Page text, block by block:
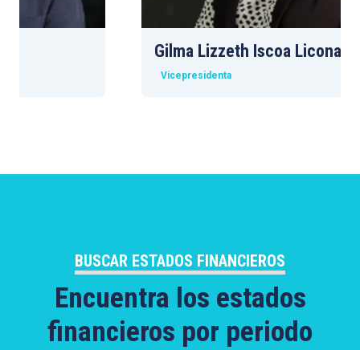
Gilma Lizzeth Iscoa Licona
BUSCAR ESTADOS FINANCIEROS
Encuentra los estados
financieros por periodo